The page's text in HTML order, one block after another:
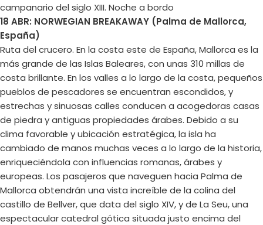
campanario del siglo XIII. Noche a bordo
18 ABR: NORWEGIAN BREAKAWAY (Palma de Mallorca,
España)
Ruta del crucero. En la costa este de España, Mallorca es la
más grande de las Islas Baleares, con unas 310 millas de
costa brillante. En los valles a lo largo de la costa, pequeños
pueblos de pescadores se encuentran escondidos, y
estrechas y sinuosas calles conducen a acogedoras casas
de piedra y antiguas propiedades árabes. Debido a su
clima favorable y ubicación estratégica, la isla ha
cambiado de manos muchas veces a lo largo de la historia,
enriqueciéndola con influencias romanas, árabes y
europeas. Los pasajeros que naveguen hacia Palma de
Mallorca obtendrán una vista increíble de la colina del
castillo de Bellver, que data del siglo XIV, y de La Seu, una
espectacular catedral gótica situada justo encima del